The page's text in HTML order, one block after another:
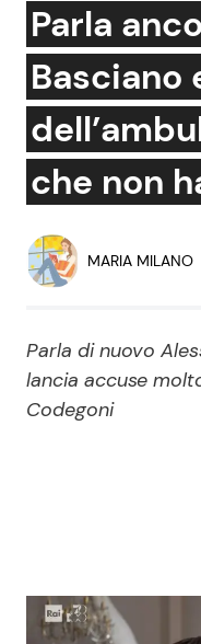
News e Cronaca
Attualità Italiana
Dal Mondo
Economia
Persone Scomparse
Politica
News Musica
Parla
Basciano
che non
MARIA MILANO
Parla di nuovo
lancia accuse
Codegoni